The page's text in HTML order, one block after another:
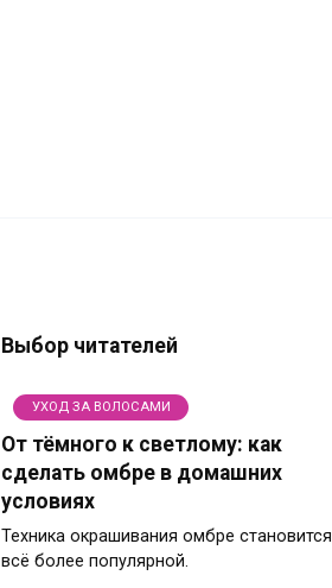
Выбор читателей
УХОД ЗА ВОЛОСАМИ
От тёмного к светлому: как
сделать омбре в домашних
условиях
Техника окрашивания омбре становится
всё более популярной.